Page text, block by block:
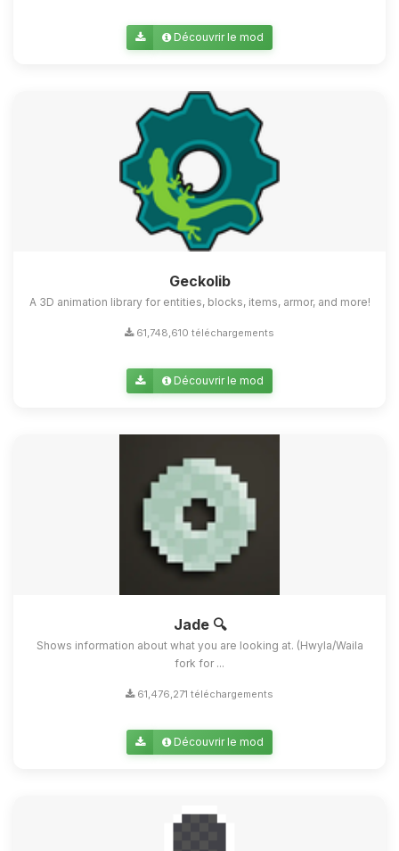
Découvrir le mod
Geckolib
A 3D animation library for entities, blocks, items, armor, and more!
61,748,610 téléchargements
Découvrir le mod
Jade 🔍
Shows information about what you are looking at. (Hwyla/Waila
fork for ...
61,476,271 téléchargements
Découvrir le mod